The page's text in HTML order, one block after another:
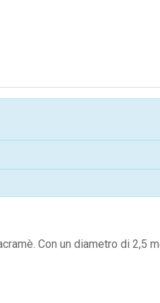
Con un diametro di 2,5